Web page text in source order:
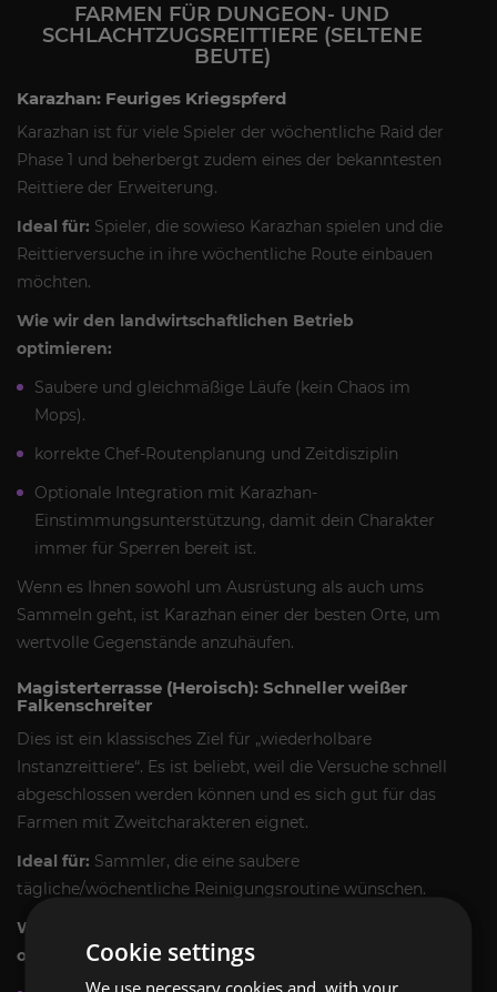
FARMEN FÜR DUNGEON- UND
SCHLACHTZUGSREITTIERE (SELTENE
BEUTE)
Karazhan: Feuriges Kriegspferd
Karazhan ist für viele Spieler der wöchentliche Raid der
Phase 1 und beherbergt zudem eines der bekanntesten
Reittiere der Erweiterung.
Ideal für: Spieler, die sowieso Karazhan spielen und die
Reittierversuche in ihre wöchentliche Route einbauen
möchten.
Wie wir den landwirtschaftlichen Betrieb
optimieren:
Saubere und gleichmäßige Läufe (kein Chaos im
Mops).
korrekte Chef-Routenplanung und Zeitdisziplin
Optionale Integration mit Karazhan-
Einstimmungsunterstützung, damit dein Charakter
immer für Sperren bereit ist.
Wenn es Ihnen sowohl um Ausrüstung als auch ums
Sammeln geht, ist Karazhan einer der besten Orte, um
wertvolle Gegenstände anzuhäufen.
Magisterterrasse (Heroisch): Schneller weißer
Falkenschreiter
Dies ist ein klassisches Ziel für „wiederholbare
Instanzreittiere“. Es ist beliebt, weil die Versuche schnell
abgeschlossen werden können und es sich gut für das
Farmen mit Zweitcharakteren eignet.
Ideal für: Sammler, die eine saubere
tägliche/wöchentliche Reinigungsroutine wünschen.
Wie wir den landwirtschaftlichen Betrieb
optimieren:Cookie settings
We use necessary cookies and, with your